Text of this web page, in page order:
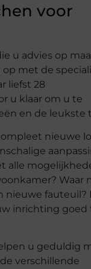
voor
u advies op
met de
liefst 28
u klaar om u te
en de leukste
nieuwe
alle
Waar
nieuwe fauteuil?
inrichting goed
u geduldig
verschillende